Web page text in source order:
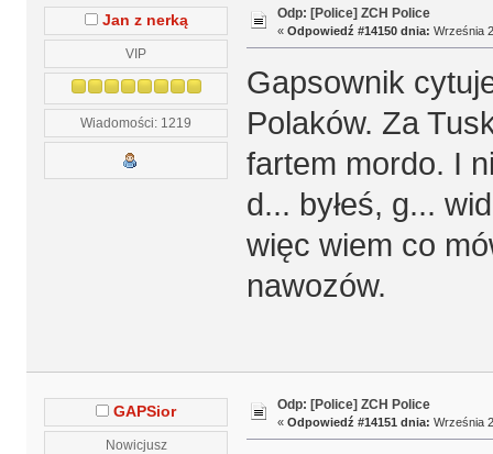
Jan z nerką
VIP
Wiadomości: 1219
Odp: [Police] ZCH Police
« Odpowiedź #14150 dnia: Września
Gapsownik
Polaków. Za
fartem mordo. I
d... byłeś, g...
więc wiem co
nawozów.
GAPSior
Nowicjusz
Odp: [Police] ZCH Police
« Odpowiedź #14151 dnia: Września